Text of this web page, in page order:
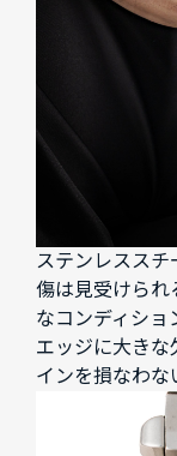
ステンレスス
傷は見受けられ
なコンディショ
エッジに大き
インを損なわな